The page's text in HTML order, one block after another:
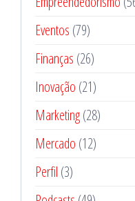
Eventos (79)
Finanças (26)
Inovação (21)
Marketing(28)
Mercado (12)
Perfil (3)